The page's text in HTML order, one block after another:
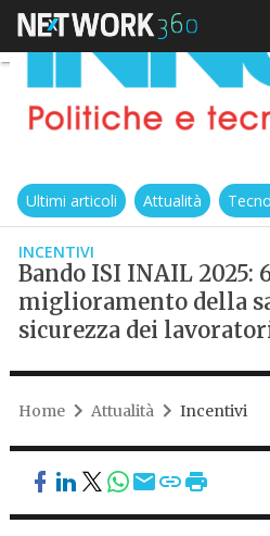
Ultimi articoli Attualità
INCENTIVI
Bando ISI INAIL
miglioramento della
sicurezza dei
Home Attualità Incentivi